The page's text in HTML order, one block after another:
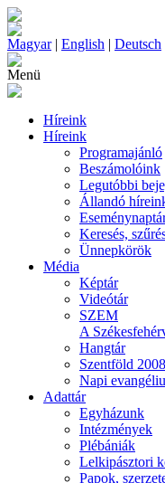
Magyar| English | Deutsch
Menü
Híreink
Híreink
Programajánló
Beszámolóink
Legutóbbi
Állandó
Keresés,
Ünnepkörök
Média
Képtár
Videótár
SZEM
A
Hangtár
Szentföld 2008
Napi
Adattár
Egyházunk
Intézmények
Plébániák
Lelkipásztori
Papok,